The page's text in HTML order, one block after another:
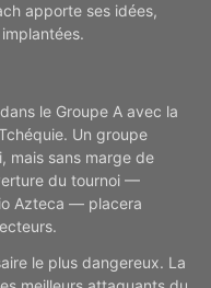
apporte ses idées,
le Groupe A avec la
Un groupe
mais sans marge de
du tournoi —
Azteca — placera
le plus dangereux. La